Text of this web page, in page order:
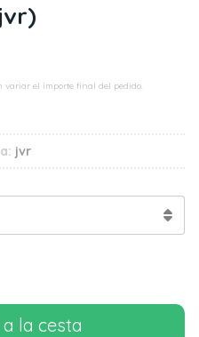
variar el importe final del pedido.
jvr
la cesta